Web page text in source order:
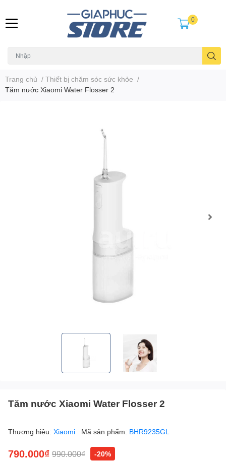
0
Trang chủ / Thiết bị chăm sóc sức khỏe /
Tăm nước Xiaomi Water Flosser 2
Tăm nước Xiaomi Water Flosser 2
Thương hiệu: Xiaomi Mã sản phẩm: BHR9235GL
790.000₫ 990.000₫
-20%